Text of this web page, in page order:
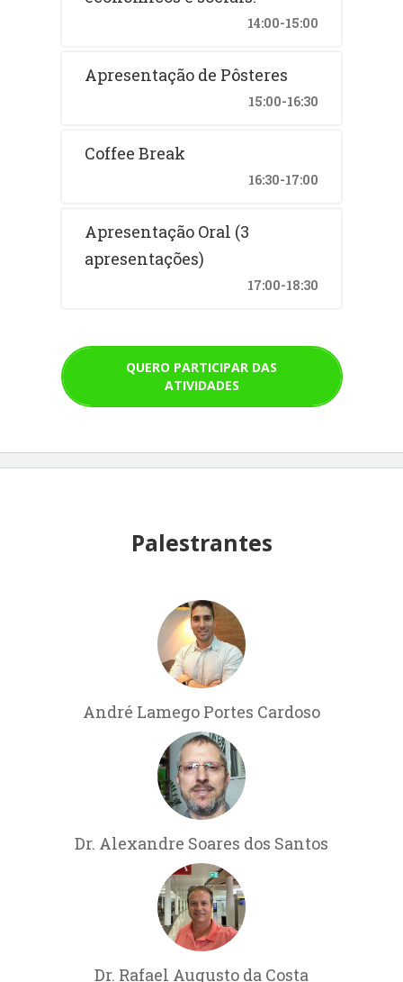
14:00-15:00
Apresentação de Pôsteres
15:00-16:30
Coffee Break
16:30-17:00
Apresentação Oral (3
apresentações)
17:00-18:30
QUERO PARTICIPAR DAS
ATIVIDADES
Palestrantes
André Lamego Portes Cardoso
Dr. Alexandre Soares dos Santos
Dr. Rafael Augusto da Costa